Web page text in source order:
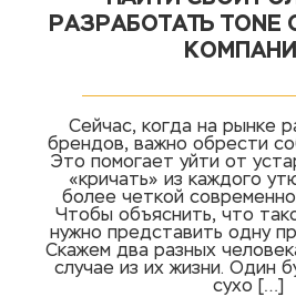
РАЗРАБОТАТЬ TONE
Сейчас, когда на рынке
брендов, важно обрести
Это помогает уйти от
«кричать» из каждого
более четкой
Чтобы объяснить, что
нужно представить одну
Скажем два разных
случае из их жизни. Один
сухо […]